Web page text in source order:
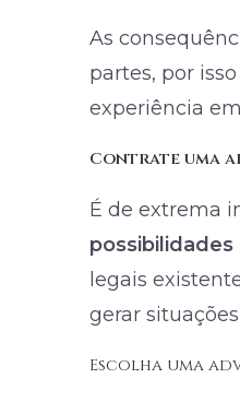
As
partes, por
experiência
Contrate uma
É de extrema
legais
gerar
Escolha uma